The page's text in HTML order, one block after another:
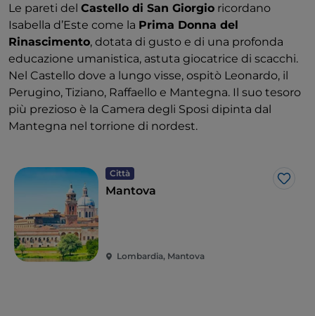
Le pareti del Castello di San Giorgio ricordano
Isabella d’Este come la Prima Donna del
Rinascimento, dotata di gusto e di una profonda
educazione umanistica, astuta giocatrice di scacchi.
Nel Castello dove a lungo visse, ospitò Leonardo, il
Perugino, Tiziano, Raffaello e Mantegna. Il suo tesoro
più prezioso è la Camera degli Sposi dipinta dal
Mantegna nel torrione di nordest.
Città
Like
Mantova
Lombardia, Mantova